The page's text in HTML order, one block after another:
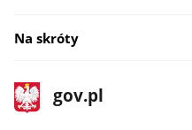
Na skróty
stopka
gov.pl
Strona
gov.pl